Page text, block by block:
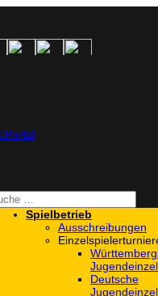
Portal
Spielbetrieb
Ausschreibungen
Deutsche